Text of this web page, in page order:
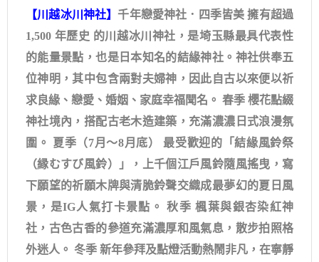
【川越冰川神社】 千年戀愛神社．四季皆美 擁有超過
1,500 年歷史 的川越冰川神社，是埼玉縣最具代表性
的能量景點，也是日本知名的結緣神社。神社供奉五
位神明，其中包含兩對夫婦神，因此自古以來便以祈
求良緣、戀愛、婚姻、家庭幸福聞名。 春季 櫻花點綴
神社境內，搭配古老木造建築，充滿濃濃日式浪漫氛
圍。 夏季（7月～8月底） 最受歡迎的「結緣風鈴祭
（縁むすび風鈴）」，上千個江戶風鈴隨風搖曳，寫
下願望的祈願木牌與清脆鈴聲交織成最夢幻的夏日風
景，是IG人氣打卡景點。 秋季 楓葉與銀杏染紅神
社，古色古香的參道充滿濃厚和風氣息，散步拍照格
外迷人。 冬季 新年參拜及點燈活動熱鬧非凡，在寧靜